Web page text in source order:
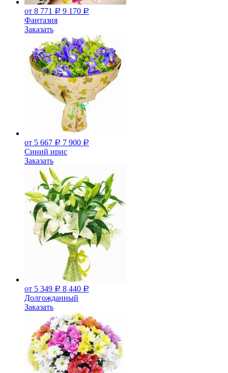
от 8 771 Р 9 170 Р
Фантазия
Заказать
от 5 667 Р 7 900 Р
Синий ирис
Заказать
от 5 349 Р 8 440 Р
Долгожданный
Заказать